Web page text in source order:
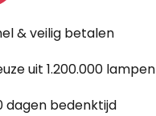
& veilig betalen
uit 1.200.000 lampen
dagen bedenktijd